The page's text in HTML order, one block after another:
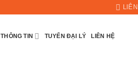
THÔNG TIN TUYỂN ĐẠI LÝ LIÊN HỆ